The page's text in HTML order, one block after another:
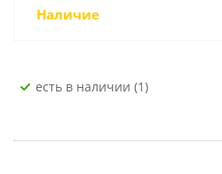
Наличие
Есть в наличии (1)